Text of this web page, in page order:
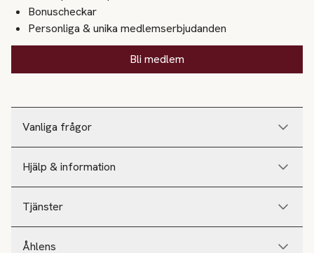
Vanliga frågor
Hjälp & information
Tjänster
Åhlens
Bonuscheckar
Personliga & unika medlemserbjudanden
Bli medlem